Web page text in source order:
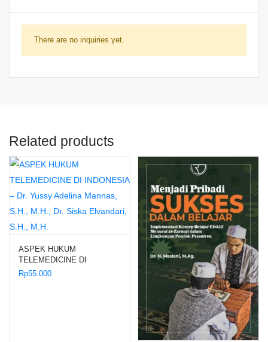
There are no inquiries yet.
Related products
ASPEK HUKUM
TELEMEDICINE DI
INDONESIA – Dr. Yussy
Rp55.000